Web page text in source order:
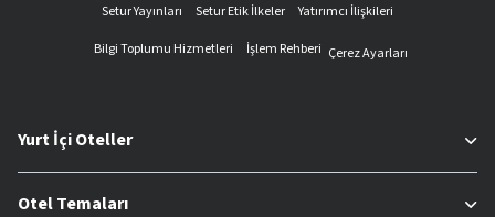
Setur Yayınları
Setur Etik İlkeler
Yatırımcı İlişkileri
Bilgi Toplumu Hizmetleri
İşlem Rehberi Çerez Ayarları
Yurt İçi Oteller
Otel Temaları